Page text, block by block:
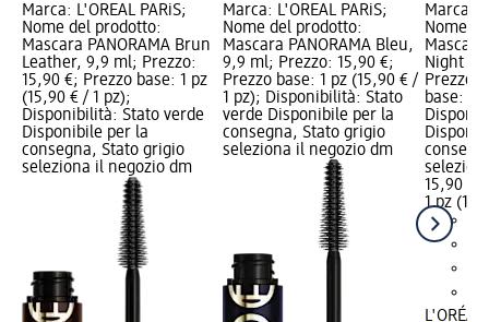
Marca: L'ORÉAL PARiS;
Nome del prodotto:
Mascara PANORAMA Brun
Leather, 9,9 ml; Prezzo:
15,90 €; Prezzo base: 1 pz
(15,90 € / 1 pz);
Disponibilità: Stato verde
Disponibile per la
consegna, Stato grigio
seleziona il negozio dm
Marca: L'ORÉAL PARiS;
Nome del prodotto:
Mascara PANORAMA Bleu,
9,9 ml; Prezzo: 15,90 €;
Prezzo base: 1 pz (15,90 € /
1 pz); Disponibilità: Stato
verde Disponibile per la
consegna, Stato grigio
seleziona il negozio dm
Marca:
Nome
Mascara
Night
Prezzo:
base: 1
15,90 €
1 pz
L'ORÉAL